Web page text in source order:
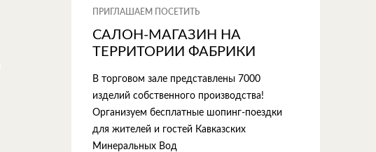
ПРИГЛАШАЕМ ПОСЕТИТЬ
САЛОН-МАГАЗИН НА
ТЕРРИТОРИИ ФАБРИКИ
В торговом зале представлены 7000
изделий собственного производства!
Организуем бесплатные шопинг-поездки
для жителей и гостей Кавказских
Минеральных Вод